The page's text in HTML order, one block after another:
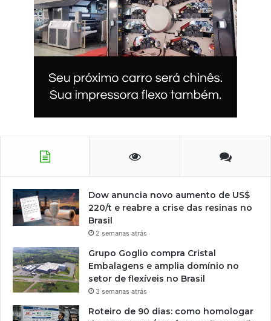
Dow anuncia novo aumento de US$
220/t e reabre a crise das resinas no
Brasil
2 semanas atrás
Grupo Goglio compra Cristal
Embalagens e amplia domínio no
setor de flexíveis no Brasil
3 semanas atrás
Roteiro de 90 dias: como homologar